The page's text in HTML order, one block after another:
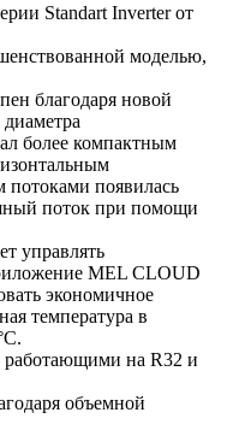
Standart Inverter от
моделью,
благодаря новой
более компактным
потоками появилась
поток при помощи
управлять
MEL CLOUD
экономичное
температура в
на R32 и
объемной